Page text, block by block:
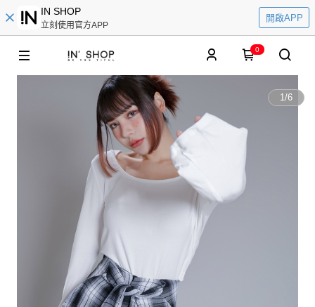
IN SHOP
立刻使用官方APP
開啟APP
0
1/6